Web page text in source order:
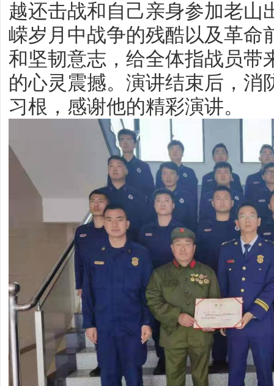
越还击战和自己亲身参加老山
嵘岁月中战争的残酷以及革命
和坚韧意志，给全体指战员带
的心灵震撼。演讲结束后，消
习根，感谢他的精彩演讲。